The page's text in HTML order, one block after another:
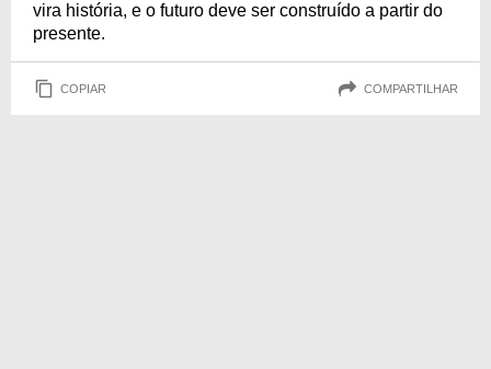
vira história, e o futuro deve ser construído a partir do
presente.
COPIAR COMPARTILHAR